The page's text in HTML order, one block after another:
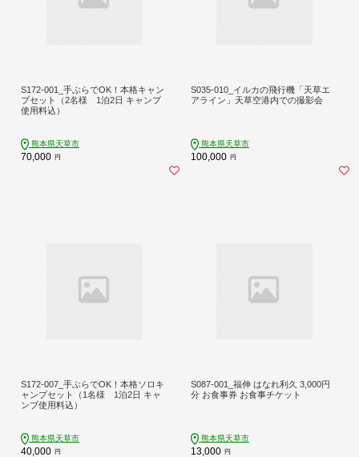
S172-001_手ぶらでOK！本格キャン
プセット（2名様 1泊2日 キャンプ
使用料込）
熊本県天草市
70,000 円
S035-010_イルカの飛行機「天草エ
アライン」天草空港内での撮影会
熊本県天草市
100,000 円
S172-007_手ぶらでOK！本格ソロキ
ャンプセット（1名様 1泊2日 キャ
ンプ使用料込）
熊本県天草市
40,000 円
S087-001_福伸 はなれ利久 3,000円
分 お食事券 お食事チケット
熊本県天草市
13,000 円